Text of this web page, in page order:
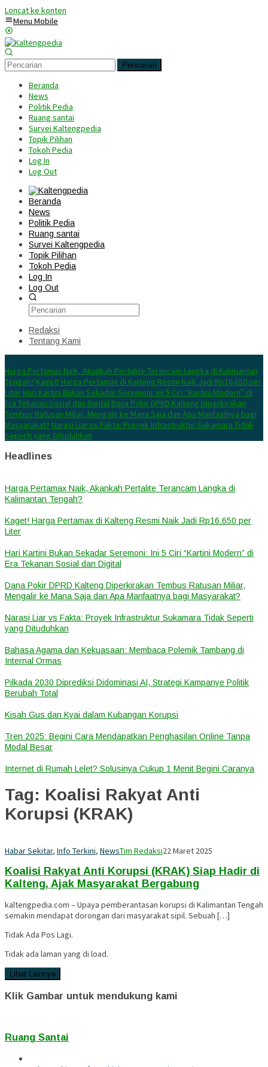
Loncat ke konten
Menu Mobile
Pencarian
Beranda
News
Politik Pedia
Ruang santai
Survei Kaltengpedia
Topik Pilihan
Tokoh Pedia
Log In
Log Out
Beranda
News
Politik Pedia
Ruang santai
Survei Kaltengpedia
Topik Pilihan
Tokoh Pedia
Log In
Log Out
Redaksi
Tentang Kami
Harga Pertamax Naik, Akankah Pertalite Terancam Langka di Kalimantan
Tengah? Kaget! Harga Pertamax di Kalteng Resmi Naik Jadi Rp16.650 per
Liter Hari Kartini Bukan Sekadar Seremoni: Ini 5 Ciri “Kartini Modern” di
Era Tekanan Sosial dan Digital Dana Pokir DPRD Kalteng Diperkirakan
Tembus Ratusan Miliar, Mengalir ke Mana Saja dan Apa Manfaatnya bagi
Masyarakat? Narasi Liar vs Fakta: Proyek Infrastruktur Sukamara Tidak
Seperti yang Dituduhkan
Headlines
Harga Pertamax Naik, Akankah Pertalite Terancam Langka di
Kalimantan Tengah?
Kaget! Harga Pertamax di Kalteng Resmi Naik Jadi Rp16.650 per
Liter
Hari Kartini Bukan Sekadar Seremoni: Ini 5 Ciri “Kartini Modern” di
Era Tekanan Sosial dan Digital
Dana Pokir DPRD Kalteng Diperkirakan Tembus Ratusan Miliar,
Mengalir ke Mana Saja dan Apa Manfaatnya bagi Masyarakat?
Narasi Liar vs Fakta: Proyek Infrastruktur Sukamara Tidak Seperti
yang Dituduhkan
Bahasa Agama dan Kekuasaan: Membaca Polemik Tambang di
Internal Ormas
Pilkada 2030 Diprediksi Didominasi AI, Strategi Kampanye Politik
Berubah Total
Kisah Gus dan Kyai dalam Kubangan Korupsi
Tren 2025: Begini Cara Mendapatkan Penghasilan Online Tanpa
Modal Besar
Internet di Rumah Lelet? Solusinya Cukup 1 Menit Begini Caranya
Tag: Koalisi Rakyat Anti
Korupsi (KRAK)
Habar Sekitar, Info Terkini, NewsTim Redaksi22 Maret 2025
Koalisi Rakyat Anti Korupsi (KRAK) Siap Hadir di
Kalteng, Ajak Masyarakat Bergabung
kaltengpedia.com – Upaya pemberantasan korupsi di Kalimantan Tengah
semakin mendapat dorongan dari masyarakat sipil. Sebuah […]
Tidak Ada Pos Lagi.
Tidak ada laman yang di load.
Lihat Lainnya
Klik Gambar untuk mendukung kami
Ruang Santai